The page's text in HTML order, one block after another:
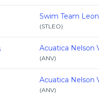
Swim Team Leon
(STLEO)
Acuatica Nelson
(ANV)
Acuatica Nelson
(ANV)